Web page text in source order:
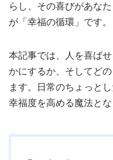
らし、その喜びがあな
が「幸福の循環」です。
本記事では、人を喜ば
かにするか、そしてど
ます。日常のちょっと
幸福度を高める魔法とな